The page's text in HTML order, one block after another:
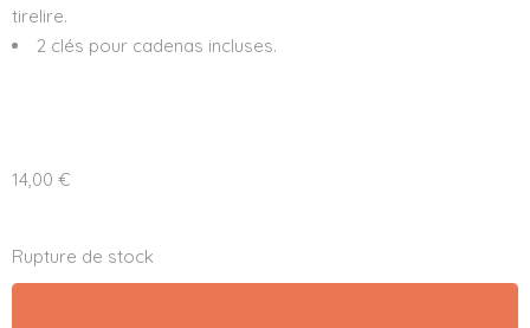
tirelire.
2 clés pour cadenas incluses.
14,00 €
Rupture de stock